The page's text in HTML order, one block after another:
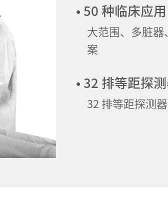
• 50 种临床应用
大范围、多脏
案
• 32 排等距探
32 排等距探测